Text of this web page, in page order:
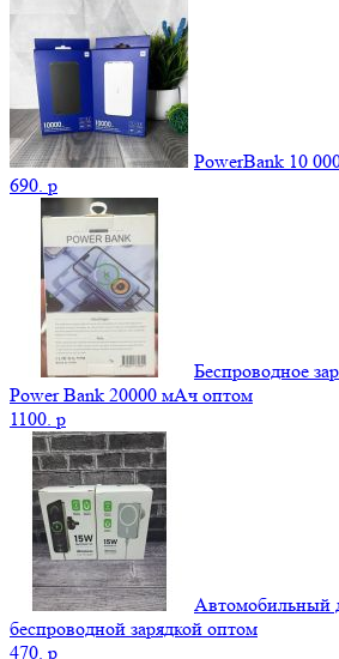
PowerBank 10
690. p
Беспроводное
Power Bank 20000 мАч оптом
1100. p
Автомобильный
беспроводной зарядкой оптом
470. p